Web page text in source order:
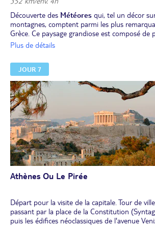
Découverte des Météores qui, tel un décor
montagnes, comptent parmi les plus
Grèce. Ce paysage grandiose est composé de
chapeautés de monastères qui perpétuent les
milieu du 14e siècle. Il y a encore moins d’un
paniers hissés par des cordages ou en
l'on accédait aux monastères.
Visite de deux de ces monastères et d'un
voir comment sont peints les icônes.
Déjeuner.
Retour vers Athènes.
Dîner et installation pour 2 nuits dans un hôtel
d'Athènes ou au Pirée.
Plus de détails
JOUR 7
Athènes Ou Le Pirée
Départ pour la visite de la capitale. Tour de ville
passant par la place de la Constitution
puis les édifices néoclassiques de l'avenue